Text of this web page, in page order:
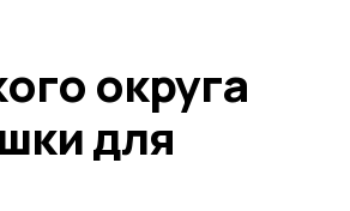
округа
для